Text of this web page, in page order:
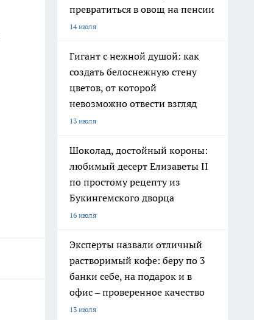
превратиться в овощ на пенсии
14 июля
Гигант с нежной душой: как
создать белоснежную стену
цветов, от которой
невозможно отвести взгляд
13 июля
Шоколад, достойный короны:
любимый десерт Елизаветы II
по простому рецепту из
Букингемского дворца
16 июля
Эксперты назвали отличный
растворимый кофе: беру по 3
банки себе, на подарок и в
офис – проверенное качество
13 июля